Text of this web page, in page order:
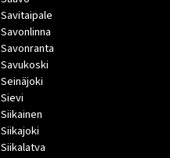
Savitaipale
Savonlinna
Savonranta
Savukoski
Seinäjoki
Sievi
Siikainen
Siikajoki
Siikalatva